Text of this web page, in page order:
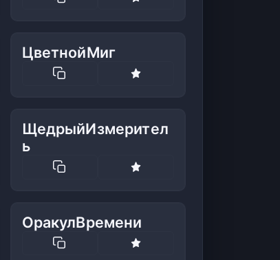
ЦветнойМиг
ЩедрыйИзмерител
ь
ОракулВремени